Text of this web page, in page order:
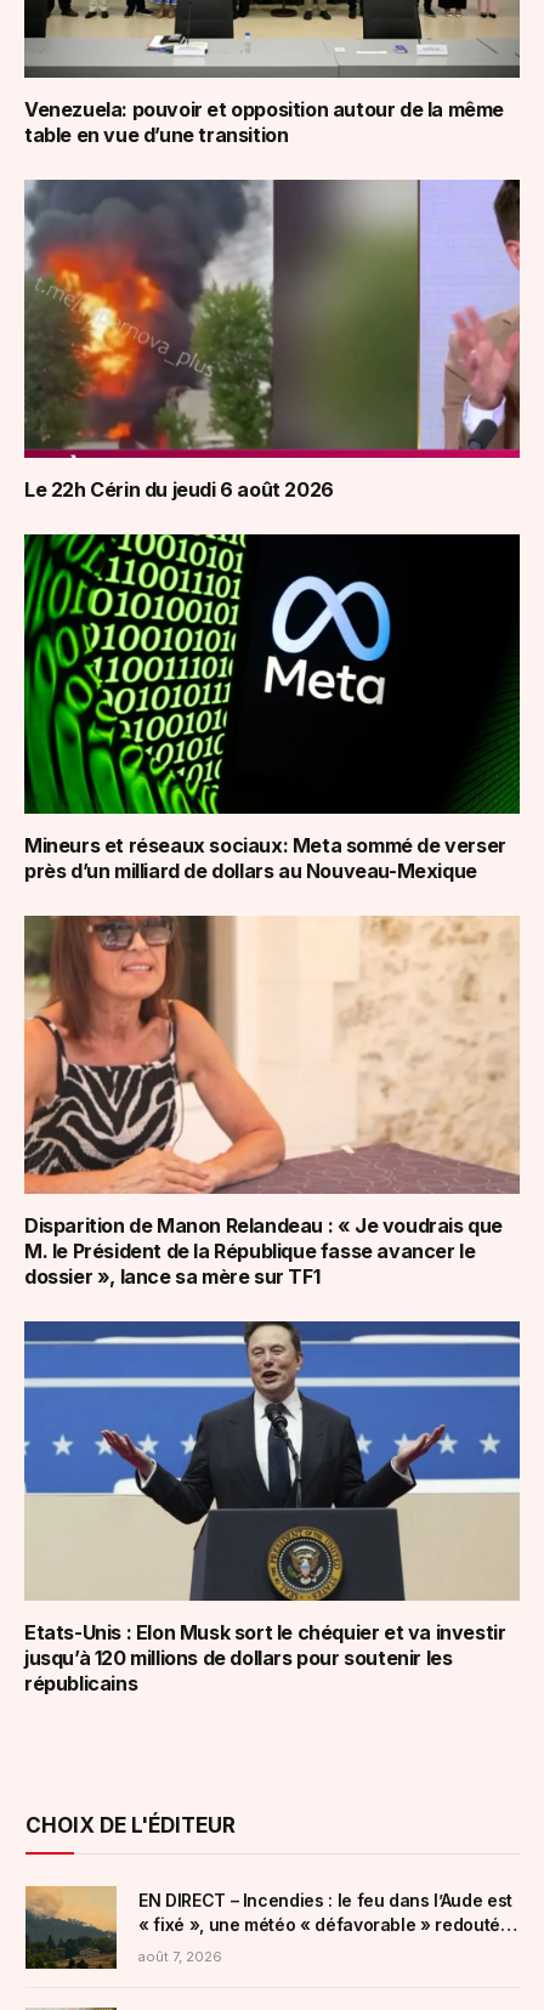
Venezuela: pouvoir et opposition autour de la même
table en vue d’une transition
Le 22h Cérin du jeudi 6 août 2026
Mineurs et réseaux sociaux: Meta sommé de verser
près d’un milliard de dollars au Nouveau-Mexique
Disparition de Manon Relandeau : « Je voudrais que
M. le Président de la République fasse avancer le
dossier », lance sa mère sur TF1
Etats-Unis : Elon Musk sort le chéquier et va investir
jusqu’à 120 millions de dollars pour soutenir les
républicains
CHOIX DE L'ÉDITEUR
EN DIRECT – Incendies : le feu dans l’Aude est
« fixé », une météo « défavorable » redoutée
dans la Drôme
août 7, 2026